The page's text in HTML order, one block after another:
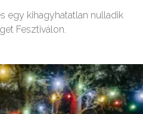
egy kihagyhatatlan nulladik
Fesztiválon.